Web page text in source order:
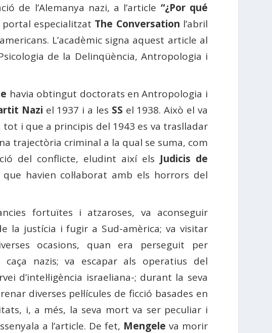
de l’Alemanya nazi, a l’article “¿Por qué
especialitzat The Conversation l’abril
L’acadèmic signa aquest article al
de la Delinqüència, Antropologia i
havia obtingut doctorats en Antropologia i
Nazi el 1937 i a les SS el 1938. Això el va
i que a principis del 1943 es va traslladar
trajectòria criminal a la qual se suma, com
del conflicte, eludint així els Judicis de
havien col·laborat amb els horrors del
fortuïtes i atzaroses, va aconseguir
la justícia i fugir a Sud-amèrica; va visitar
ocasions, quan era perseguit per
caça nazis; va escapar als operatius del
d’intel·ligència israeliana-; durant la seva
diverses pel·lícules de ficció basades en
i, a més, la seva mort va ser peculiar i
a l’article. De fet, Mengele va morir